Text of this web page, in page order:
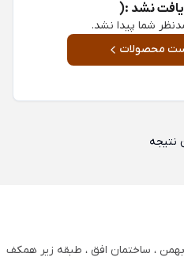
نشد :(
شما پیدا نشد.
محصولات
نتیجه
بهمن ، ساختمان افق ، طبقه زیر همکف